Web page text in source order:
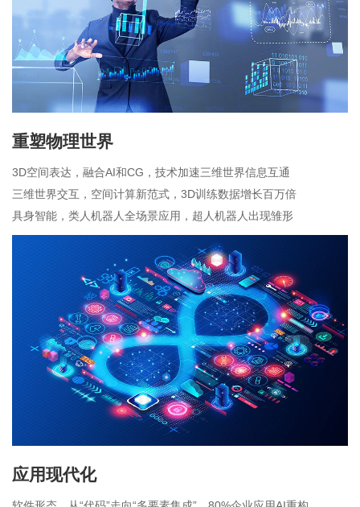
重塑物理世界
3D空间表达，融合AI和CG，技术加速三维世界信息互通
三维世界交互，空间计算新范式，3D训练数据增长百万倍
具身智能，类人机器人全场景应用，超人机器人出现雏形
应用现代化